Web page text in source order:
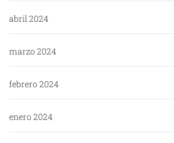
abril 2024
marzo 2024
febrero 2024
enero 2024